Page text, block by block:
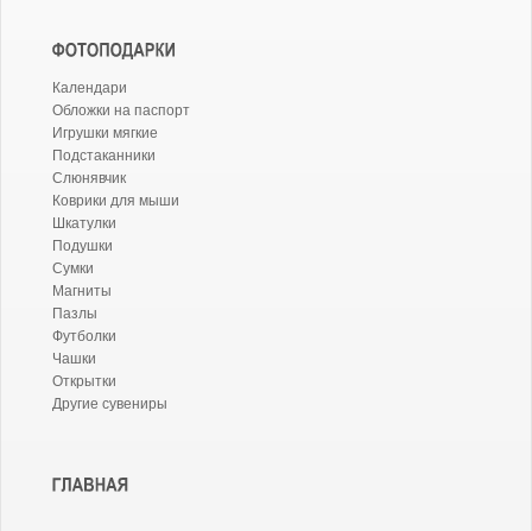
Календари
Обложки на паспорт
Игрушки мягкие
Подстаканники
Слюнявчик
Коврики для мыши
Шкатулки
Подушки
Сумки
Магниты
Пазлы
Футболки
Чашки
Открытки
Другие сувениры